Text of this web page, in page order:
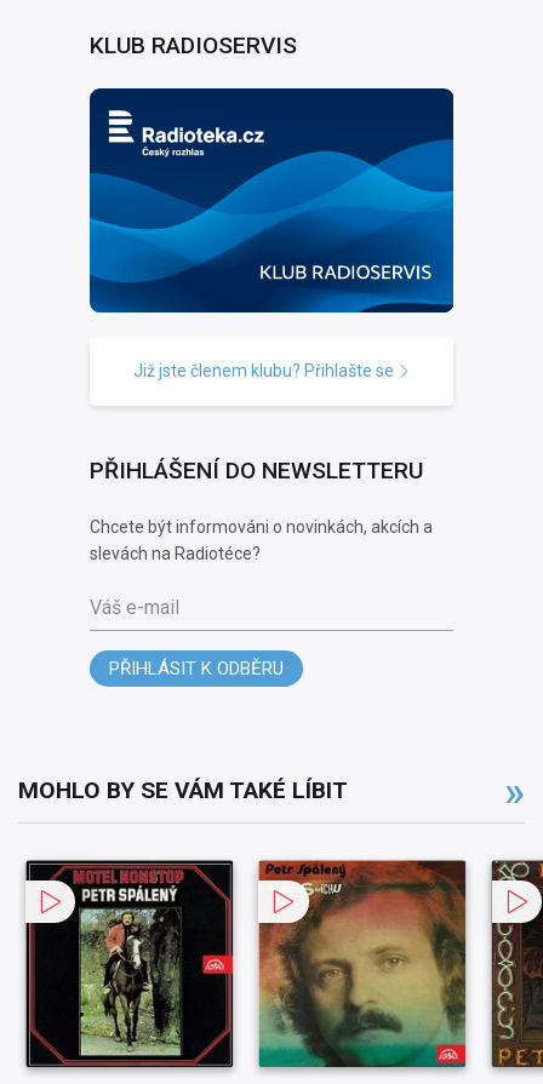
KLUB RADIOSERVIS
Již jste členem klubu? Přihlašte se
PŘIHLÁŠENÍ DO NEWSLETTERU
Chcete být informováni o novinkách, akcích a
slevách na Radiotéce?
Váš e-mail
PŘIHLÁSIT K ODBĚRU
MOHLO BY SE VÁM TAKÉ LÍBIT